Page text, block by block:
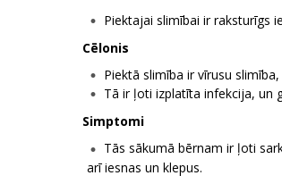
Piektajai slimībai ir raksturīgs
Cēlonis
Piektā slimība ir vīrusu
Tā ir ļoti izplatīta infekcija, un
Simptomi
Tās sākumā bērnam ir ļoti
arī iesnas un klepus.